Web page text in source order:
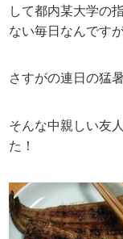
して都内某大学の
ない毎日なんですが
さすがの連日の猛
そんな中親しい友
た！